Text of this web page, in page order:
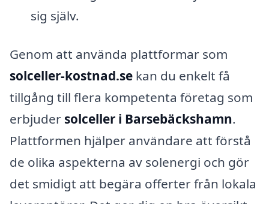
sig själv.
Genom att använda plattformar som
solceller-kostnad.se kan du enkelt få
tillgång till flera kompetenta företag som
erbjuder solceller i Barsebäckshamn.
Plattformen hjälper användare att förstå
de olika aspekterna av solenergi och gör
det smidigt att begära offerter från lokala